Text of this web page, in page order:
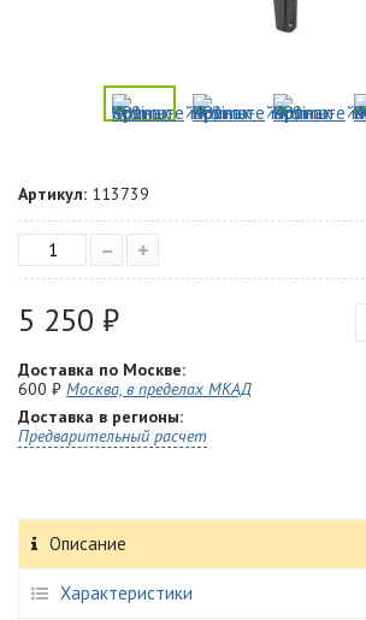
Артикул: 113739
– +
5 250 ₽
Доставка по Москве:
600 ₽ Москва, в пределах МКАД
Доставка в регионы:
Предварительный расчет
Описание
Характеристики